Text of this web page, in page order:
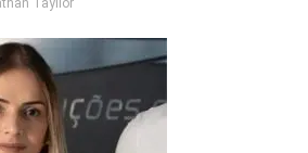
Tayllor